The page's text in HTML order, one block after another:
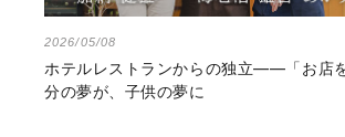
2026/05/08
ホテルレストランからの独立――「お店
分の夢が、子供の夢に